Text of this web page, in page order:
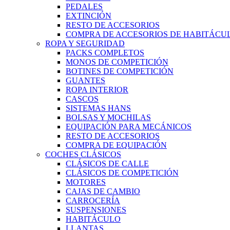
PEDALES
EXTINCIÓN
RESTO DE ACCESORIOS
COMPRA DE ACCESORIOS DE
ROPA Y SEGURIDAD
PACKS COMPLETOS
MONOS DE COMPETICIÓN
BOTINES DE COMPETICIÓN
GUANTES
ROPA INTERIOR
CASCOS
SISTEMAS HANS
BOLSAS Y MOCHILAS
EQUIPACIÓN PARA MECÁNICOS
RESTO DE ACCESORIOS
COMPRA DE EQUIPACIÓN
COCHES CLÁSICOS
CLÁSICOS DE CALLE
CLÁSICOS DE COMPETICIÓN
MOTORES
CAJAS DE CAMBIO
CARROCERÍA
SUSPENSIONES
HABITÁCULO
LLANTAS